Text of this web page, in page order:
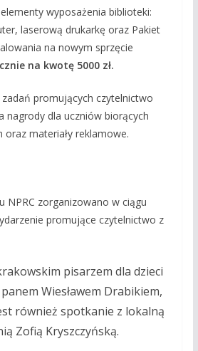
wyposażenia biblioteki:
laserową drukarkę oraz Pakiet
na nowym sprzęcie
na kwotę 5000 zł.
promujących czytelnictwo
nagrody dla uczniów biorących
oraz materiały reklamowe.
NPRC zorganizowano w ciągu
promujące czytelnictwo z
pisarzem dla dzieci
panem Wiesławem Drabikiem,
również spotkanie z lokalną
Zofią Kryszczyńską.